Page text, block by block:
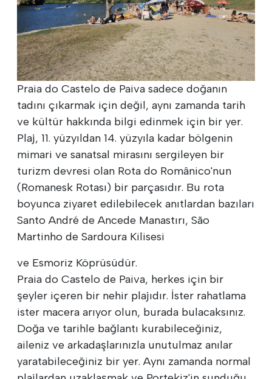
Praia do Castelo de Paiva sadece doğanın
tadını çıkarmak için değil, aynı zamanda tarih
ve kültür hakkında bilgi edinmek için bir yer.
Plaj, 11. yüzyıldan 14. yüzyıla kadar bölgenin
mimari ve sanatsal mirasını sergileyen bir
turizm devresi olan Rota do Românico'nun
(Romanesk Rotası) bir parçasıdır. Bu rota
boyunca ziyaret edilebilecek anıtlardan bazıları
Santo André de Ancede Manastırı, São
Martinho de Sardoura Kilisesi
ve Esmoriz Köprüsüdür.
Praia do Castelo de Paiva, herkes için bir
şeyler içeren bir nehir plajıdır. İster rahatlama
ister macera arıyor olun, burada bulacaksınız.
Doğa ve tarihle bağlantı kurabileceğiniz,
aileniz ve arkadaşlarınızla unutulmaz anılar
yaratabileceğiniz bir yer. Aynı zamanda normal